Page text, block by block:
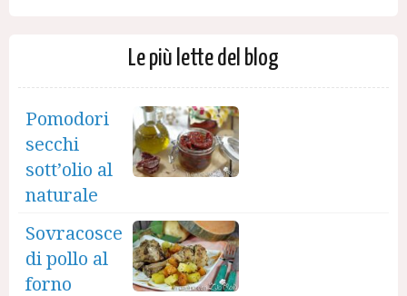
Le più lette del blog
Pomodori
secchi
sott’olio al
naturale
Sovracosce
di pollo al
forno